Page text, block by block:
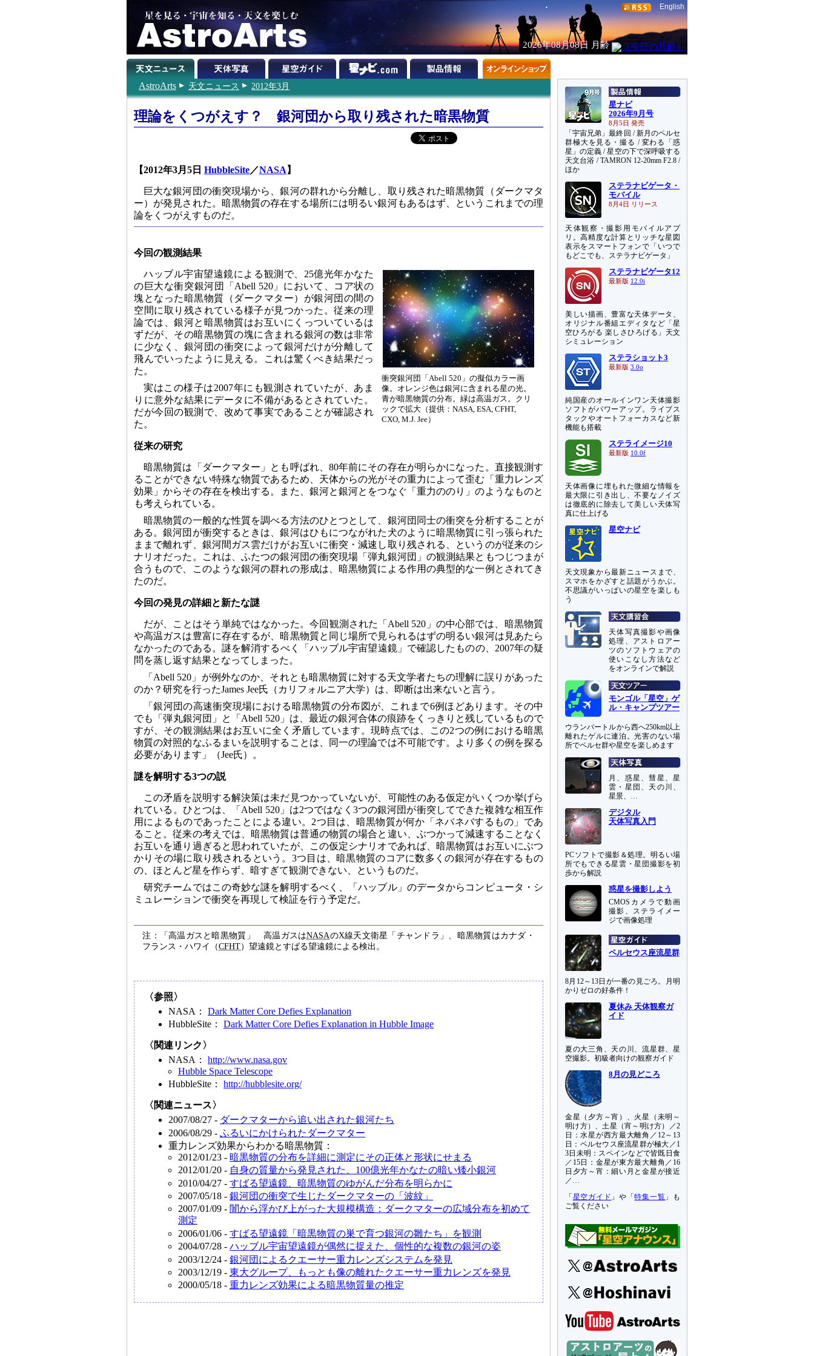
English
2026年08月08日 月齢
AstroArts 天文ニュース 2012年3月
理論をくつがえす？ 銀河団から取り残された暗黒物質
【2012年3月5日 HubbleSite／NASA 】
巨大な銀河団の衝突現場から、銀河の群れから分離し、取り残された暗黒物質（ダークマタ
ー）が発見された。暗黒物質の存在する場所には明るい銀河もあるはず、というこれまでの理
論をくつがえすものだ。
今回の観測結果
衝突銀河団「Abell 520」の擬似カラー画
像。オレンジ色は銀河に含まれる星の光。
青が暗黒物質の分布。緑は高温ガス。クリ
ックで拡大（提供：NASA, ESA, CFHT,
CXO, M.J. Jee）
ハッブル宇宙望遠鏡による観測で、25億光年かなた
の巨大な衝突銀河団「Abell 520」において、コア状の
塊となった暗黒物質（ダークマター）が銀河団の間の
空間に取り残されている様子が見つかった。従来の理
論では、銀河と暗黒物質はお互いにくっついているは
ずだが、その暗黒物質の塊に含まれる銀河の数は非常
に少なく、銀河団の衝突によって銀河だけが分離して
飛んでいったように見える。これは驚くべき結果だっ
た。
実はこの様子は2007年にも観測されていたが、あま
りに意外な結果にデータに不備があるとされていた。
だが今回の観測で、改めて事実であることが確認され
た。
従来の研究
暗黒物質は「ダークマター」とも呼ばれ、80年前にその存在が明らかになった。直接観測す
ることができない特殊な物質であるため、天体からの光がその重力によって歪む「重力レンズ
効果」からその存在を検出する。また、銀河と銀河とをつなぐ「重力ののり」のようなものと
も考えられている。
暗黒物質の一般的な性質を調べる方法のひとつとして、銀河団同士の衝突を分析することが
ある。銀河団が衝突するときは、銀河はひもにつながれた犬のように暗黒物質に引っ張られた
ままで離れず、銀河間ガス雲だけがお互いに衝突・減速し取り残される、というのが従来のシ
ナリオだった。これは、ふたつの銀河団の衝突現場「弾丸銀河団」の観測結果ともつじつまが
合うもので、このような銀河の群れの形成は、暗黒物質による作用の典型的な一例とされてき
たのだ。
今回の発見の詳細と新たな謎
だが、ことはそう単純ではなかった。今回観測された「Abell 520」の中心部では、暗黒物質
や高温ガスは豊富に存在するが、暗黒物質と同じ場所で見られるはずの明るい銀河は見あたら
なかったのである。謎を解消するべく「ハッブル宇宙望遠鏡」で確認したものの、2007年の疑
問を蒸し返す結果となってしまった。
「Abell 520」が例外なのか、それとも暗黒物質に対する天文学者たちの理解に誤りがあった
のか？研究を行ったJames Jee氏（カリフォルニア大学）は、即断は出来ないと言う。
「銀河団の高速衝突現場における暗黒物質の分布図が、これまで6例ほどあります。その中
でも「弾丸銀河団」と「Abell 520」は、最近の銀河合体の痕跡をくっきりと残しているもので
すが、その観測結果はお互いに全く矛盾しています。現時点では、この2つの例における暗黒
物質の対照的なふるまいを説明することは、同一の理論では不可能です。より多くの例を探る
必要があります」（Jee氏）。
謎を解明する3つの説
この矛盾を説明する解決策は未だ見つかっていないが、可能性のある仮定がいくつか挙げら
れている。ひとつは、「Abell 520」は2つではなく3つの銀河団が衝突してできた複雑な相互作
用によるものであったことによる違い。2つ目は、暗黒物質が何か「ネバネバするもの」であ
ること。従来の考えでは、暗黒物質は普通の物質の場合と違い、ぶつかって減速することなく
お互いを通り過ぎると思われていたが、この仮定シナリオであれば、暗黒物質はお互いにぶつ
かりその場に取り残されるという。3つ目は、暗黒物質のコアに数多くの銀河が存在するもの
の、ほとんど星を作らず、暗すぎて観測できない、というものだ。
研究チームではこの奇妙な謎を解明するべく、「ハッブル」のデータからコンピュータ・シ
ミュレーションで衝突を再現して検証を行う予定だ。
注：「高温ガスと暗黒物質」 高温ガスはNASAのX線天文衛星「チャンドラ」、暗黒物質はカナダ・
フランス・ハワイ（CFHT）望遠鏡とすばる望遠鏡による検出。
〈参照〉
NASA： Dark Matter Core Defies Explanation
HubbleSite： Dark Matter Core Defies Explanation in Hubble Image
〈関連リンク〉
NASA： http://www.nasa.gov
Hubble Space Telescope
HubbleSite： http://hubblesite.org/
〈関連ニュース〉
2007/08/27 - ダークマターから追い出された銀河たち
2006/08/29 - ふるいにかけられたダークマター
重力レンズ効果からわかる暗黒物質：
2012/01/23 - 暗黒物質の分布を詳細に測定にその正体と形状にせまる
2012/01/20 - 自身の質量から発見された、100億光年かなたの暗い矮小銀河
2010/04/27 - すばる望遠鏡、暗黒物質のゆがんだ分布を明らかに
2007/05/18 - 銀河団の衝突で生じたダークマターの「波紋」
2007/01/09 - 闇から浮かび上がった大規模構造：ダークマターの広域分布を初めて
測定
2006/01/06 - すばる望遠鏡「暗黒物質の巣で育つ銀河の雛たち」を観測
2004/07/28 - ハッブル宇宙望遠鏡が偶然に捉えた、個性的な複数の銀河の姿
2003/12/24 - 銀河団によるクエーサー重力レンズシステムを発見
2003/12/19 - 東大グループ、もっとも像の離れたクエーサー重力レンズを発見
2000/05/18 - 重力レンズ効果による暗黒物質量の推定
星ナビ
2026年9月号
8月5日 発売
「宇宙兄弟」最終回 / 新月のペルセ
群極大を見る・撮る / 変わる「惑
星」の定義 / 星空の下で深呼吸する
天文台浴 / TAMRON 12-20mm F2.8 /
ほか
ステラナビゲータ・
モバイル
8月4日 リリース
天体観察・撮影用モバイルアプ
リ。高精度な計算とリッチな星図
表示をスマートフォンで「いつで
もどこでも、ステラナビゲータ」
ステラナビゲータ12
最新版 12.0i
美しい描画、豊富な天体データ、
オリジナル番組エディタなど「星
空ひろがる 楽しさひろげる」天文
シミュレーション
ステラショット3
最新版 3.0o
純国産のオールインワン天体撮影
ソフトがパワーアップ。ライブス
タックやオートフォーカスなど新
機能も搭載
ステライメージ10
最新版 10.0f
天体画像に埋もれた微細な情報を
最大限に引き出し、不要なノイズ
は徹底的に除去して美しい天体写
真に仕上げる
星空ナビ
天文現象から最新ニュースまで、
スマホをかざすと話題がうかぶ。
不思議がいっぱいの星空を楽しも
う
天体写真撮影や画像
処理、アストロアー
ツのソフトウェアの
使いこなし方法など
をオンラインで解説
モンゴル「星空」ゲ
ル・キャンプツアー
ウランバートルから西へ250km以上
離れたゲルに連泊。光害のない場
所でペルセ群や星空を楽しめます
月、惑星、彗星、星
雲・星団、天の川、
星景、…
デジタル
天体写真入門
PCソフトで撮影＆処理。明るい場
所でもできる星雲・星団撮影を初
歩から解説
惑星を撮影しよう
CMOSカメラで動画
撮影、ステライメー
ジで画像処理
ペルセウス座流星群
8月12～13日が一番の見ごろ。月明
かりゼロの好条件！
夏休み 天体観察ガ
イド
夏の大三角、天の川、流星群、星
空撮影。初級者向けの観察ガイド
8月の見どころ
金星（夕方～宵）、火星（未明～
明け方）、土星（宵～明け方）／2
日：水星が西方最大離角／12～13
日：ペルセウス座流星群が極大／1
3日未明：スペインなどで皆既日食
／15日：金星が東方最大離角／16
日夕方～宵：細い月と金星が接近
／…
「 星空ガイド 」や「特集一覧 」も
ご覧ください